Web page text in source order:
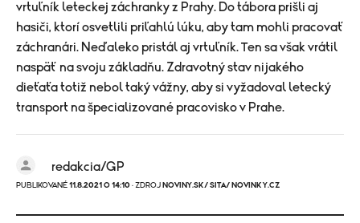
vrtuľník leteckej záchranky z Prahy. Do tábora prišli aj
hasiči, ktorí osvetlili priľahlú lúku, aby tam mohli pracovať
záchranári. Neďaleko pristál aj vrtuľník. Ten sa však vrátil
naspäť na svoju základňu. Zdravotný stav nijakého
dieťaťa totiž nebol taký vážny, aby si vyžadoval letecký
transport na špecializované pracovisko v Prahe.
redakcia/GP
PUBLIKOVANÉ 11.8.2021 O 14:10 · ZDROJ NOVINY.SK/ SITA/ NOVINKY.CZ